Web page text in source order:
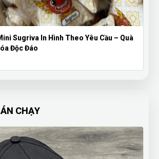
Bộ Quà Tặng Doanh Nghiệp Sổ Tay Và
Logo Cao Cấp
CHẠY